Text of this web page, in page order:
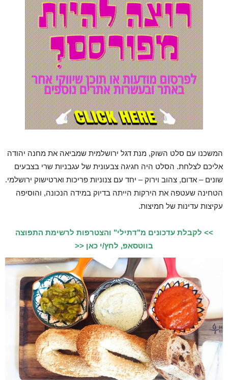
המשכנו עם סלט השוק, מנת דגל ירושלמית שמביאה את מחנה יהודה
אליכם לצלחת. הסלט היה חגיגה צבעונית של עגבניות שרי בצבעים
שונים – אדום, צהוב וירוק – יחד עם צנוניות פריכות וארטישוק ירושלמי.
הטחינה שעטפה את הירקות הייתה בדיוק במידה הנכונה, והוסיפה
עקיצות עדינות של חמיצות.
>> לקבלת עדכונים מ"דתילי" והצטרפות לרשימת התפוצה
בווטסאפ, לחץ/י כאן <<